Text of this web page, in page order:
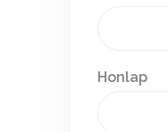
Honlap